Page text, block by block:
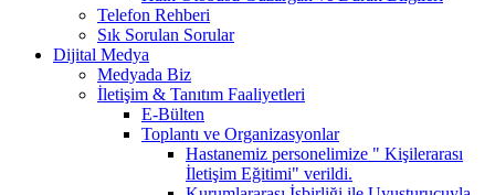
Telefon Rehberi
Sık Sorulan Sorular
Dijital Medya
Medyada Biz
İletişim & Tanıtım Faaliyetleri
E-Bülten
Toplantı ve Organizasyonlar
Hastanemiz personelimize " Kişilerarası
İletişim Eğitimi" verildi.